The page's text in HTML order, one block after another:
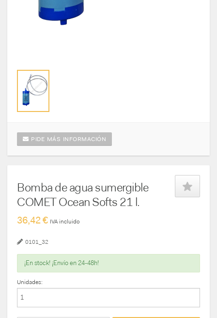
PIDE MÁS INFORMACIÓN
Bomba de agua sumergible
COMET Ocean Softs 21 l.
36,42 € IVA incluido
0101_32
¡En stock! ¡Envío en 24-48h!
Unidades: